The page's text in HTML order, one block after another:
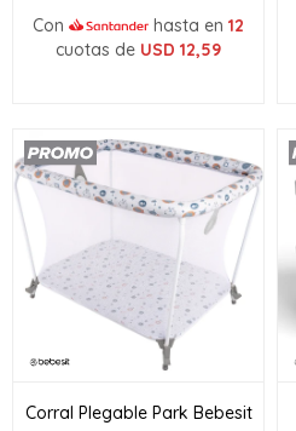
Con hasta en 12
cuotas de USD 12,59
Corral Plegable Park Bebesit